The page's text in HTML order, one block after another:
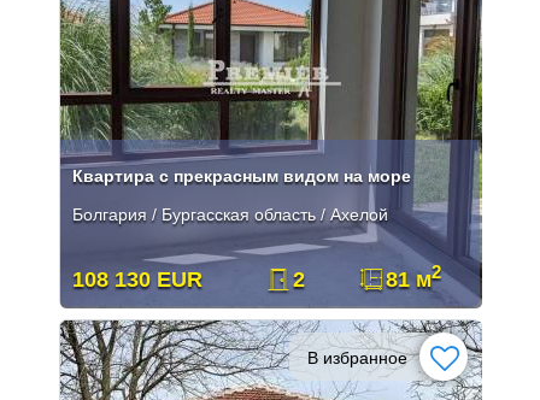
Квартира с прекрасным видом на море
Болгария / Бургасская область / Ахелой
108 130 EUR 2 81 м2
В избранное